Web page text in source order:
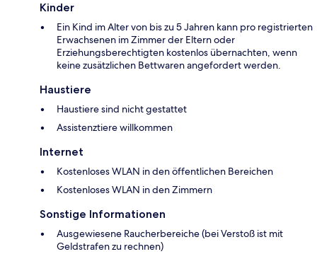
Kinder
Ein Kind im Alter von bis zu 5 Jahren kann pro registrierten
Erwachsenen im Zimmer der Eltern oder
Erziehungsberechtigten kostenlos übernachten, wenn
keine zusätzlichen Bettwaren angefordert werden.
Haustiere
Haustiere sind nicht gestattet
Assistenztiere willkommen
Internet
Kostenloses WLAN in den öffentlichen Bereichen
Kostenloses WLAN in den Zimmern
Sonstige Informationen
Ausgewiesene Raucherbereiche (bei Verstoß ist mit
Geldstrafen zu rechnen)